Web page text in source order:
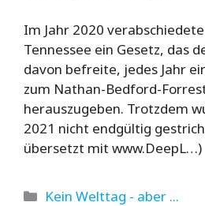
Im Jahr 2020
Tennessee ein Gesetz, das
davon befreite, jedes Jahr
zum Nathan-Bedford-
herauszugeben. Trotzdem
2021 nicht endgültig
übersetzt mit www.DeepL…)
Kategorien
Kein Welttag - aber ...